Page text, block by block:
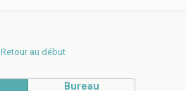
Retour au début
Bureau